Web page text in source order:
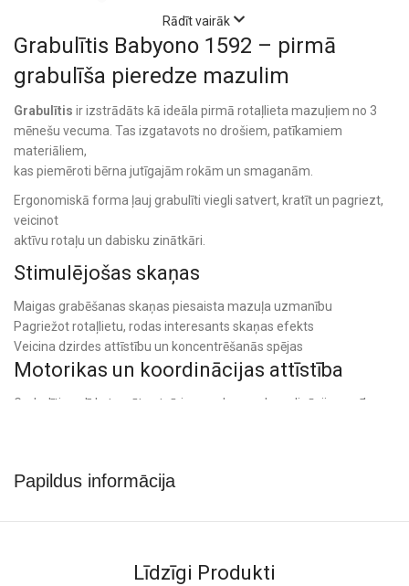
Grabulītis Babyono 1592 – pirmā
grabulīša pieredze mazulim
Grabulītis ir izstrādāts kā ideāla pirmā rotaļlieta mazuļiem no 3
mēnešu vecuma. Tas izgatavots no drošiem, patīkamiem
materiāliem,
kas piemēroti bērna jutīgajām rokām un smaganām.
Ergonomiskā forma ļauj grabulīti viegli satvert, kratīt un pagriezt,
veicinot
aktīvu rotaļu un dabisku zinātkāri.
Stimulējošas skaņas
Maigas grabēšanas skaņas piesaista mazuļa uzmanību
Pagriežot rotaļlietu, rodas interesants skaņas efekts
Veicina dzirdes attīstību un koncentrēšanās spējas
Motorikas un koordinācijas attīstība
Grabulītis palīdz trenēt satvērienu, roku-acu koordināciju un sīko
Silikona graužamais zobu nākšanas
periodam
Rādīt vairāk
Papildus informācija
Līdzīgi Produkti